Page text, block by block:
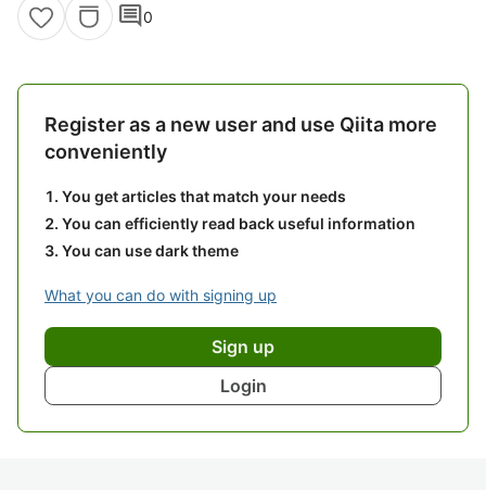
comment0
Register as a new user and use Qiita more
conveniently
You get articles that match your needs
You can efficiently read back useful information
You can use dark theme
What you can do with signing up
Sign up
Login